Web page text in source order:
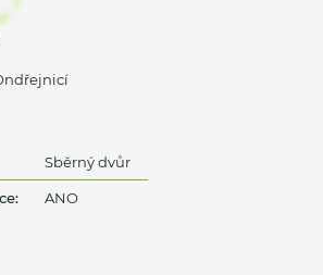
Sběrný dvůr
ANO